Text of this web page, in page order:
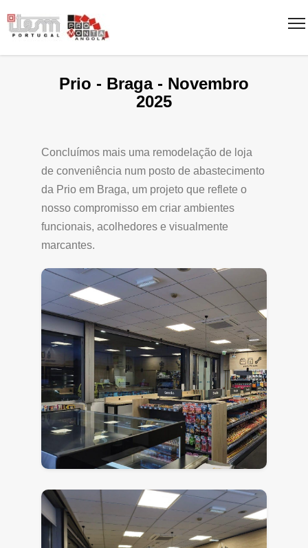
Prio - Braga - Novembro
2025
Concluímos mais uma remodelação de loja
de conveniência num posto de abastecimento
da Prio em Braga, um projeto que reflete o
nosso compromisso em criar ambientes
funcionais, acolhedores e visualmente
marcantes.